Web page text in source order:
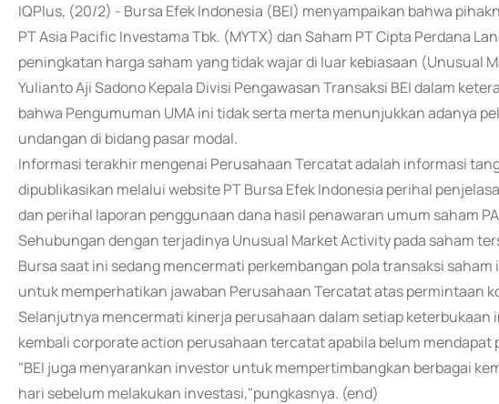
IQPlus, (20/2) - Bursa Efek Indonesia (BEI) menyampaikan bahwa
PT Asia Pacific Investama Tbk. (MYTX) dan Saham PT Cipta Perdana
peningkatan harga saham yang tidak wajar di luar kebiasaan (Unusual
Yulianto Aji Sadono Kepala Divisi Pengawasan Transaksi BEI dalam
bahwa Pengumuman UMA ini tidak serta merta menunjukkan adanya
undangan di bidang pasar modal.
Informasi terakhir mengenai Perusahaan Tercatat adalah informasi
dipublikasikan melalui website PT Bursa Efek Indonesia perihal
dan perihal laporan penggunaan dana hasil penawaran umum saham
Sehubungan dengan terjadinya Unusual Market Activity pada saham
Bursa saat ini sedang mencermati perkembangan pola transaksi
untuk memperhatikan jawaban Perusahaan Tercatat atas permintaan
Selanjutnya mencermati kinerja perusahaan dalam setiap
kembali corporate action perusahaan tercatat apabila belum mendapat
"BEI juga menyarankan investor untuk mempertimbangkan berbagai
hari sebelum melakukan investasi,"pungkasnya. (end)